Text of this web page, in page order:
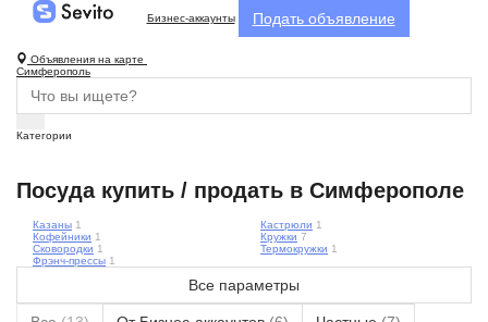
Бизнес-аккаунты Подать объявление
Объявления на карте
Симферополь
Категории
Посуда купить / продать в Симферополе
Казаны 1 Кастрюли 1
Кофейники 1 Кружки 7
Сковородки 1 Термокружки 1
Фрэнч-прессы 1
Все параметры